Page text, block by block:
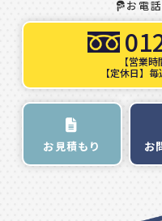
お電
【営業
【定休日】
お見積もり お